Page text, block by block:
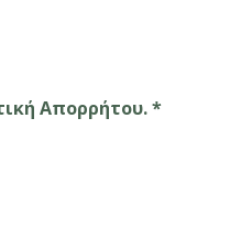
Απορρήτου. *